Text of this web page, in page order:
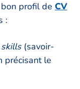
profil de CV
:
(savoir-
précisant le